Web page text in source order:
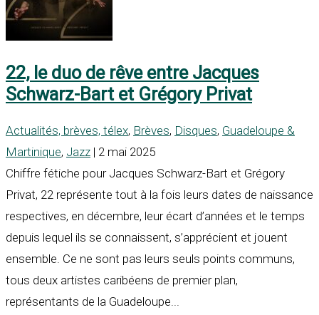
22, le duo de rêve entre Jacques
Schwarz-Bart et Grégory Privat
Actualités, brèves, télex, Brèves, Disques, Guadeloupe &
Martinique, Jazz | 2 mai 2025
Chiffre fétiche pour Jacques Schwarz-Bart et Grégory
Privat, 22 représente tout à la fois leurs dates de naissance
respectives, en décembre, leur écart d’années et le temps
depuis lequel ils se connaissent, s’apprécient et jouent
ensemble. Ce ne sont pas leurs seuls points communs,
tous deux artistes caribéens de premier plan,
représentants de la Guadeloupe...